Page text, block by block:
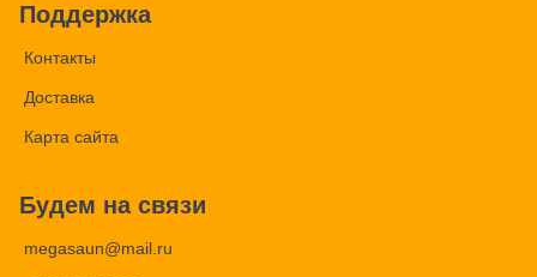
Поддержка
Контакты
Доставка
Карта сайта
Будем на связи
megasaun@mail.ru